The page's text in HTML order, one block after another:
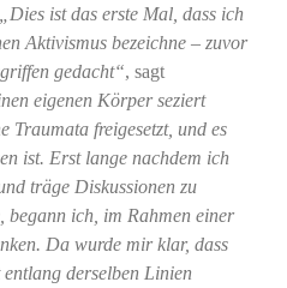
„Dies ist das erste Mal, dass ich
Aktivismus bezeichne – zuvor
gedacht“, sagt
eigenen Körper seziert
Traumata freigesetzt, und es
ist. Erst lange nachdem ich
träge Diskussionen zu
begann ich, im Rahmen einer
Da wurde mir klar, dass
derselben Linien